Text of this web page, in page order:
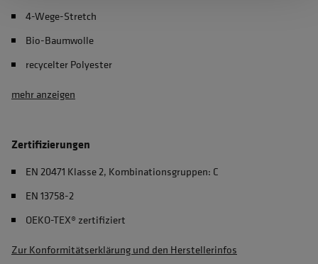
4-Wege-Stretch
Bio-Baumwolle
recycelter Polyester
mehr anzeigen
Zertifizierungen
EN 20471 Klasse 2, Kombinationsgruppen: C
EN 13758-2
OEKO-TEX® zertifiziert
Zur Konformitätserklärung und den Herstellerinfos